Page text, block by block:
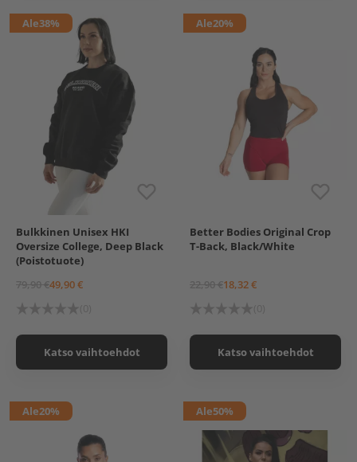
XS S M
XXL
3XL
Ale38%
Bulkkinen Unisex HKI
Oversize College, Deep Black
(Poistotuote)
79,90 €49,90 €
Katso vaihtoehdot
M L
Ale20%
Better Bodies Original Crop
T-Back, Black/White
22,90 €18,32 €
Katso vaihtoehdot
Ale20% Ale50%